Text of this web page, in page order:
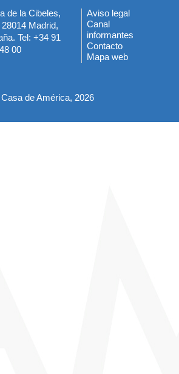
de la Cibeles,
Madrid,
Tel: +34 91
00
Menú
del
pie
Aviso legal
Canal
informantes
Contacto
Mapa web
de América, 2026